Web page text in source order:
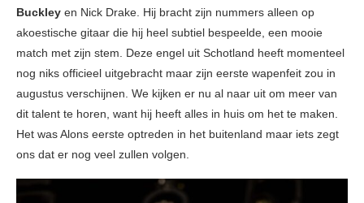
Buckley en Nick Drake. Hij bracht zijn nummers alleen op
akoestische gitaar die hij heel subtiel bespeelde, een mooie
match met zijn stem. Deze engel uit Schotland heeft momenteel
nog niks officieel uitgebracht maar zijn eerste wapenfeit zou in
augustus verschijnen. We kijken er nu al naar uit om meer van
dit talent te horen, want hij heeft alles in huis om het te maken.
Het was Alons eerste optreden in het buitenland maar iets zegt
ons dat er nog veel zullen volgen.